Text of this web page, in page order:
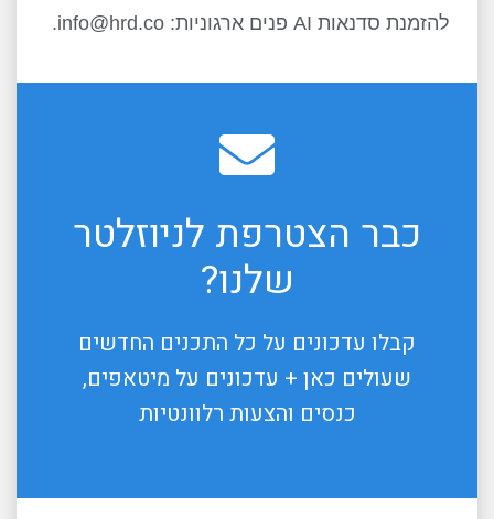
להזמנת סדנאות AI פנים ארגוניות: info@hrd.co.
כבר הצטרפת לניוזלטר
שלנו?
קבלו עדכונים על כל התכנים החדשים
שעולים כאן + עדכונים על מיטאפים,
כנסים והצעות רלוונטיות